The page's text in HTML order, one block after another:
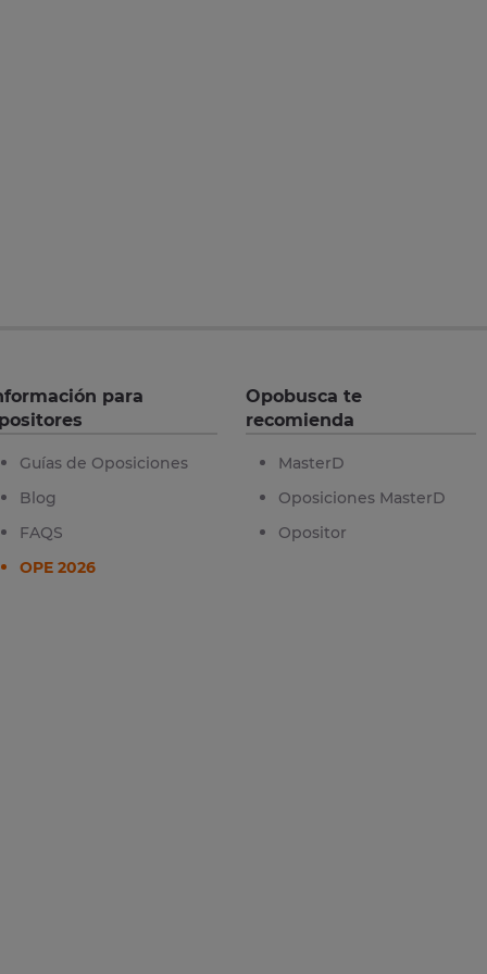
para
Guías de Oposiciones
Blog
FAQS
OPE 2026
Opobusca te
recomienda
MasterD
Oposiciones MasterD
Opositor